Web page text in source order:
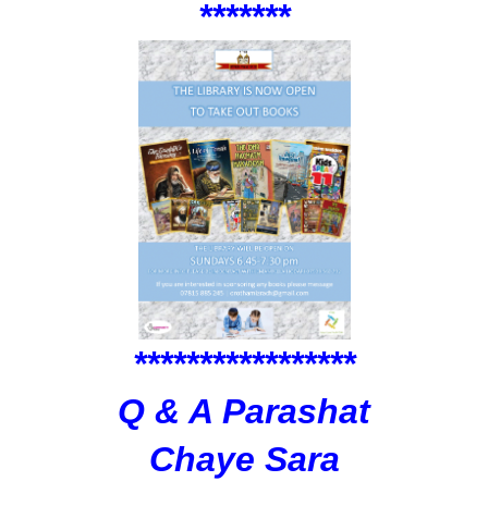
*******
*****************
Q & A Parashat
Chaye Sara